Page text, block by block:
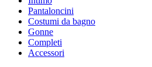
Pantaloncini
Costumi da bagno
Gonne
Completi
Accessori